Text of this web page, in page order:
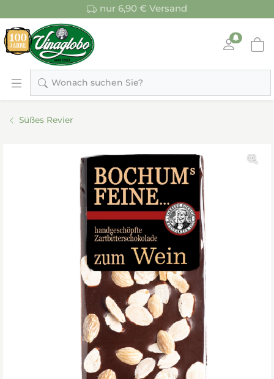
nur 6,90 € Versand
Wonach suchen Sie?
Süßes Revier